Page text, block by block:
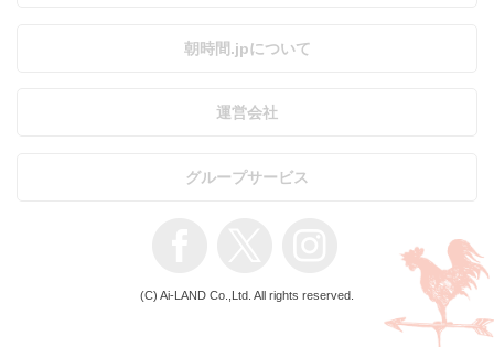
朝時間.jpについて
運営会社
グループサービス
(C) Ai-LAND Co.,Ltd. All rights reserved.